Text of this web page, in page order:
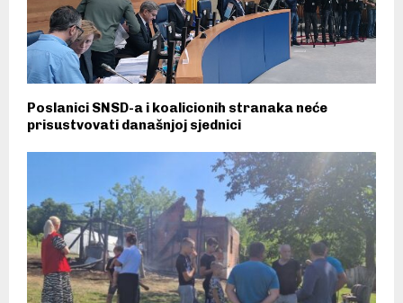
Poslanici SNSD-a i koalicionih stranaka neće
prisustvovati današnjoj sjednici